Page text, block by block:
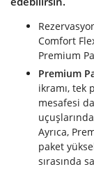
Comfort
Premium
Premium
ikramı, tek
mesafesi
Ayrıca,
paket
sırasında